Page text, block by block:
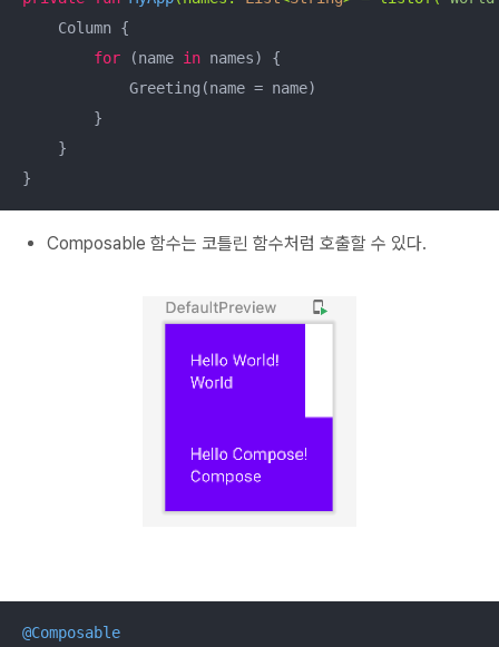
    Column {
for (name in names) {
            Greeting(name = name)
        }
    }
}
Composable 함수는 코틀린 함수처럼 호출할 수 있다.
@Composable